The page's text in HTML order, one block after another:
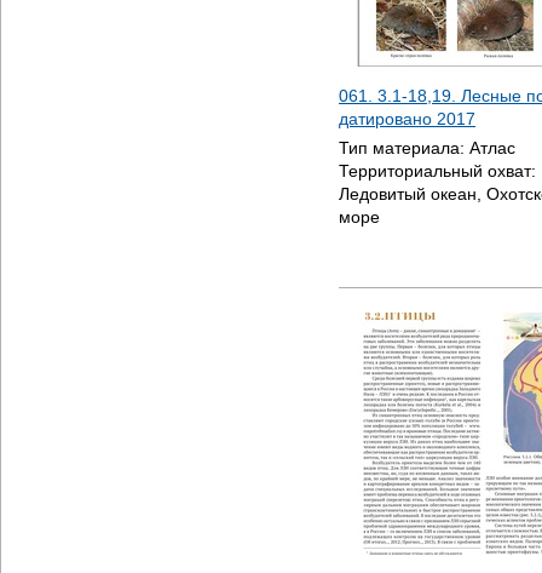
061. 3.1-18,19. Лесные
датировано 2017
Тип материала: Атлас
Территориальный охват:
Ледовитый океан,
море